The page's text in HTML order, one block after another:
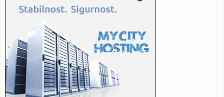
23:01:Pistonsi imaju dilemu vrijednu skoro 300 miliona
23:01:Drama na Kanskom festivalu usred Almodovarovog filma
23:01:Neobični gosti u šatoru (VIDEO)
23:01:Rekordni osmi pehar: Borcu Kup Republike Srpske